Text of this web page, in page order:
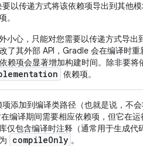
以传递方式将该依赖项导出到其他
。
小心，只能对您需要以传递方式导出
了其外部 API，Gradle 会在编译时重
依赖项会显著增加构建时间。除非要将
依赖项。
添加到编译类路径（也就是说，不
编译期间需要相应依赖项，但它在
仅包含编译时注释（通常用于生成代
compileOnly 。